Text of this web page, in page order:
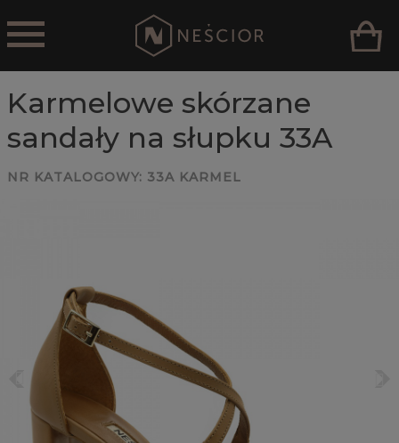
Karmelowe skórzane
sandały na słupku 33A
NR KATALOGOWY: 33A KARMEL